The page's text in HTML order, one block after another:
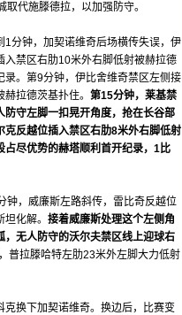
代施滕德拉，以加强防守。
1分钟，加契诺维奇后场横传失误，伊
入禁区右肋10米外右脚低射被赫拉德
。第9分钟，伊比舍维奇禁区左侧接
拉德茨基扑住。 第15分钟，莱基禁
防守左脚一扣晃开角度，抢在长谷部
反越位插入禁区右肋8米外右脚低射
尽优势的赫塔顺利首开纪录，1比
钟，威廉斯左路斜传，雷比奇反越位
化解。 接着威廉斯处理这个左侧角
无人防守的沃尔夫禁区线上迎球右
普拉滕哈特左肋23米外左脚大力低射
换下加契诺维奇。换边后，比赛变